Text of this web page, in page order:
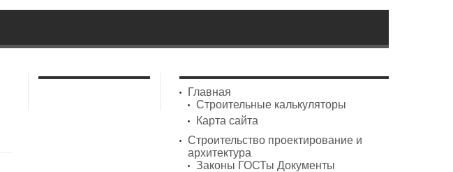
Главная
Строительные калькуляторы
Карта сайта
Строительство проектирование и
архитектура
Законы ГОСТы Документы